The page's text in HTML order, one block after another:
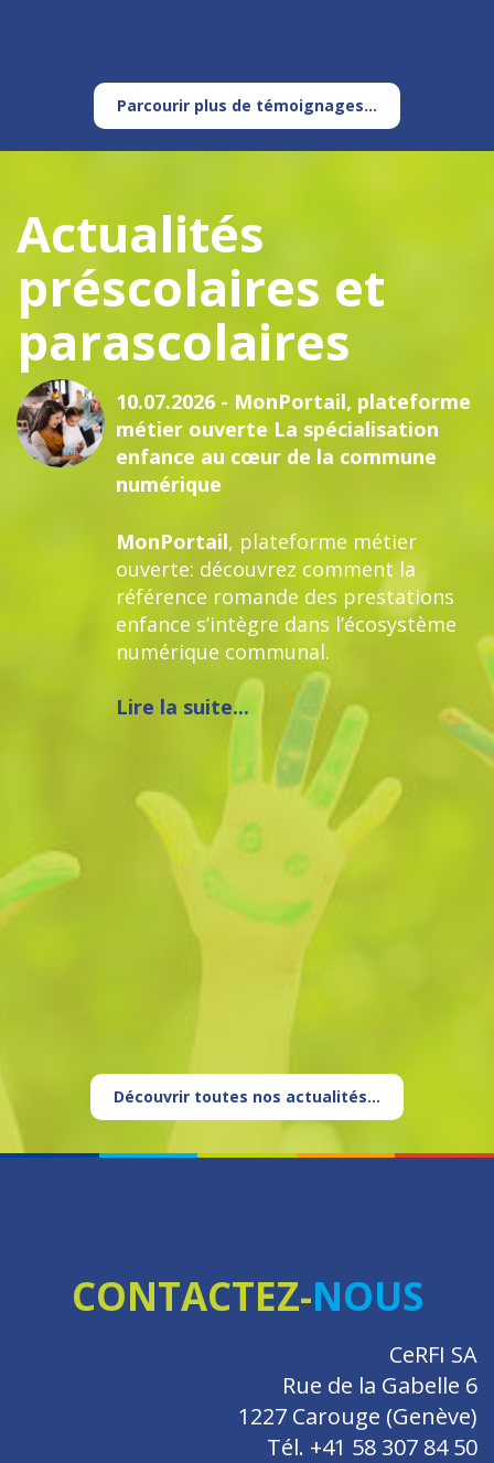
Parcourir plus de témoignages...
Actualités
préscolaires et
parascolaires
plateforme
spécialisation
de la commune
métier
comment la
des prestations
dans l’écosystème
16.06.2026 -
famille: annoncer
un cadre sécurisé
les données des
structurant la
les familles.
Lire la suite...
Découvrir toutes nos actualités...
CONTACTEZ-NOUS
CeRFI SA
Rue de la Gabelle 6
1227 Carouge (Genève)
Tél. +41 58 307 84 50